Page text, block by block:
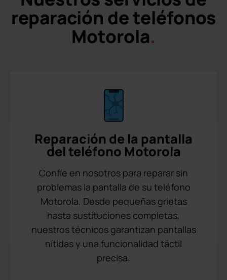
reparación de teléfonos
Motorola.
Reparación de la pantalla
del teléfono Motorola
Confíe en nosotros para reparar sin
problemas la pantalla de su teléfono
Motorola. Desde pequeñas grietas
hasta sustituciones completas,
nuestros técnicos garantizan pantallas
nítidas y una funcionalidad táctil
precisa.